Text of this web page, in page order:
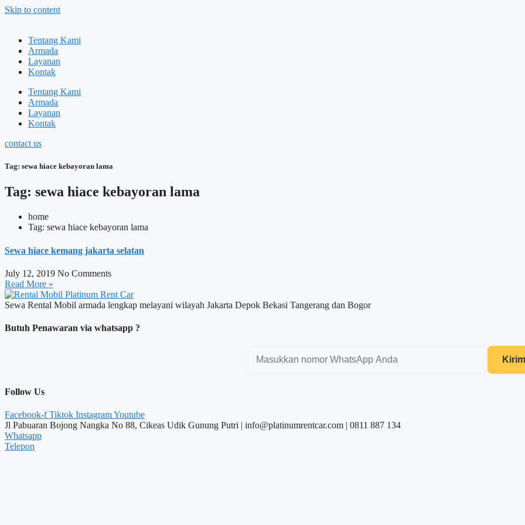
Skip to content
Tentang Kami
Armada
Layanan
Kontak
Tentang Kami
Armada
Layanan
Kontak
contact us
Tag: sewa hiace kebayoran lama
Tag: sewa hiace kebayoran lama
home
Tag: sewa hiace kebayoran lama
Sewa hiace kemang jakarta selatan
July 12, 2019 No Comments
Read More »
Sewa Rental Mobil armada lengkap melayani wilayah Jakarta Depok Bekasi Tangerang dan Bogor
Butuh Penawaran via whatsapp ?
Kirim
Follow Us
Facebook-f Tiktok InstagramYoutube
Jl Pabuaran Bojong Nangka No 88, Cikeas Udik Gunung Putri | info@platinumrentcar.com | 0811 887 134
Whatsapp
Telepon